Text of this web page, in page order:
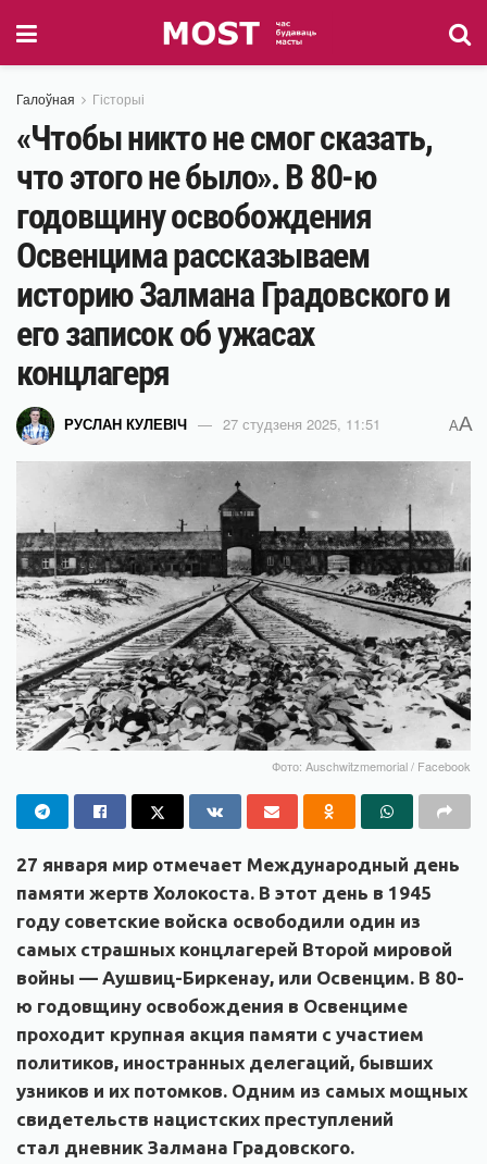
Галоўная Гісторыі
«Чтобы никто не смог сказать,
что этого не было». В 80-ю
годовщину освобождения
Освенцима рассказываем
историю Залмана Градовского и
его записок об ужасах
концлагеря
РУСЛАН КУЛЕВІЧ 27 студзеня 2025, 11:51 AA
Фото: Auschwitzmemorial / Facebook
27 января мир отмечает Международный день
памяти жертв Холокоста. В этот день в 1945
году советские войска освободили один из
самых страшных концлагерей Второй мировой
войны — Аушвиц-Биркенау, или Освенцим. В 80-
ю годовщину освобождения в Освенциме
проходит крупная акция памяти с участием
политиков, иностранных делегаций, бывших
узников и их потомков. Одним из самых мощных
свидетельств нацистских преступлений
стал дневник Залмана Градовского.